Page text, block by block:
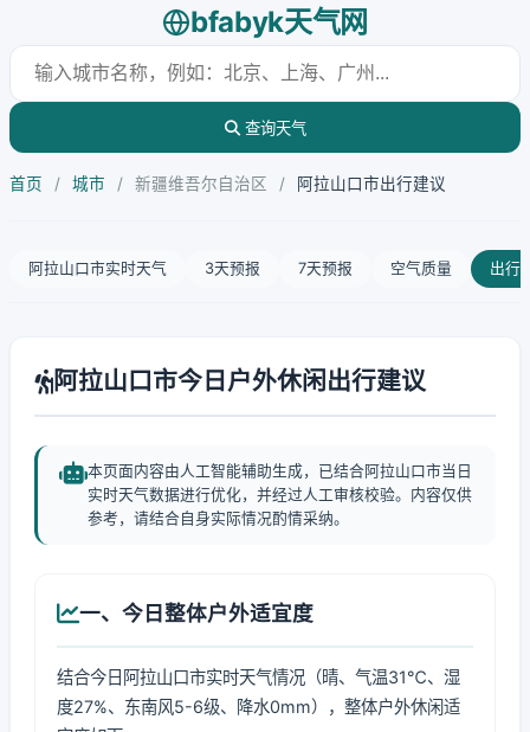
bfabyk天气网
查询天气
首页 / 城市 / 新疆维吾尔自治区 / 阿拉山口市出行建议
阿拉山口市实时天气 3天预报 7天预报 空气质量 出行
阿拉山口市今日户外休闲出行建议
本页面内容由人工智能辅助生成，已结合阿拉山口市当日
实时天气数据进行优化，并经过人工审核校验。内容仅供
参考，请结合自身实际情况酌情采纳。
一、今日整体户外适宜度
结合今日阿拉山口市实时天气情况（晴、气温31℃、湿
度27%、东南风5-6级、降水0mm），整体户外休闲适